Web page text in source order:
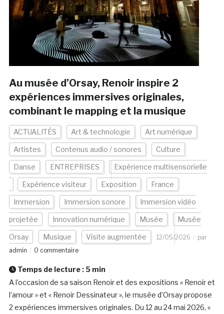
Au musée d’Orsay, Renoir inspire 2
expériences immersives originales,
combinant le mapping et la musique
ACTUALITÉS Art & technologie Art numérique
Artistes Contenus audio / sonores Culture
Danse ENTREPRISES Expérience multisensorielle
Expérience visiteur Exposition France
Immersion Immersion sonore Immersion vidéo
projetée Innovation numérique Musée Musée
Orsay Musique Visite augmentée 12/05/2026
par
admin
0 commentaire
Temps de lecture : 5 min
A l’occasion de sa saison Renoir et des expositions « Renoir et
l’amour » et « Renoir Dessinateur », le musée d’Orsay propose
2 expériences immersives originales. Du 12 au 24 mai 2026, «